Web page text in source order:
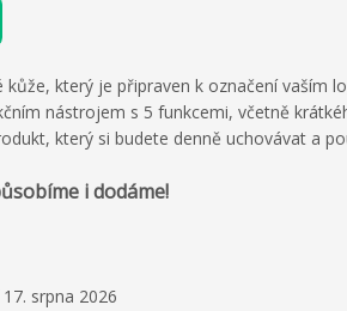
který je připraven k označení vaším
nástrojem s 5 funkcemi, včetně
který si budete denně uchovávat a
i dodáme!
srpna 2026